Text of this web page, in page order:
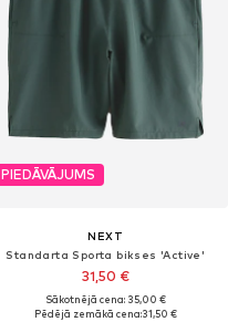
PIEDĀVĀJUMS
NEXT
Standarta Sporta bikses 'Active'
31,50 €
Sākotnējā cena: 35,00 €
Pēdējā zemākā cena:31,50 €